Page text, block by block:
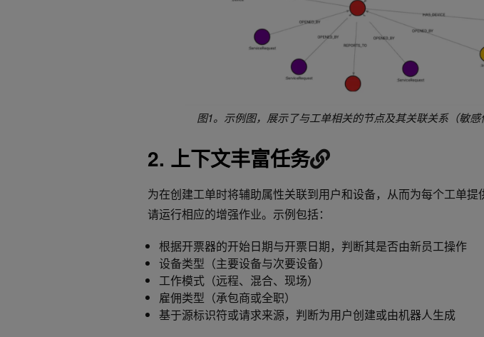
图1。示例图，展示了与工单相关的节点及其关联关系（敏感
2. 上下文丰富任务
为在创建工单时将辅助属性关联到用户和设备，从而为每个工单提
请运行相应的增强作业。示例包括：
根据开票器的开始日期与开票日期，判断其是否由新员工操作
设备类型（主要设备与次要设备）
工作模式（远程、混合、现场）
雇佣类型（承包商或全职）
基于源标识符或请求来源，判断为用户创建或由机器人生成